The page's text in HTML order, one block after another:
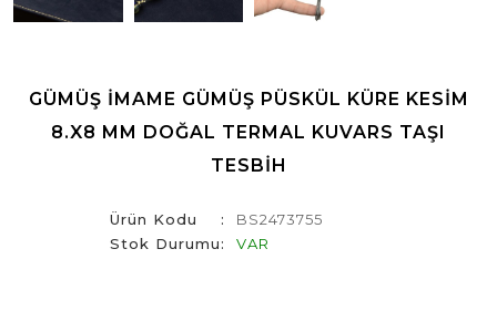
GÜMÜŞ İMAME GÜMÜŞ PÜSKÜL KÜRE KESIM
8.X8 MM DOĞAL TERMAL KUVARS TAŞI
TESBIH
Ürün Kodu
BS2473755
Stok Durumu
VAR